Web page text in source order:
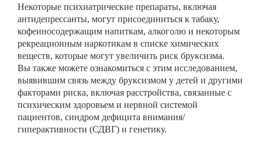
Некоторые психиатрические препараты, включая
антидепрессанты, могут присоединиться к табаку,
кофеиносодержащим напиткам, алкоголю и некоторым
рекреационным наркотикам в списке химических
веществ, которые могут увеличить риск бруксизма.
Вы также можете ознакомиться с этим исследованием,
выявившим связь между бруксизмом у детей и другими
факторами риска, включая расстройства, связанные с
психическим здоровьем и нервной системой
пациентов, синдром дефицита внимания/
гиперактивности (СДВГ) и генетику.